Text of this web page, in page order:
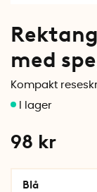
med
Kompakt
98 kr
Blå